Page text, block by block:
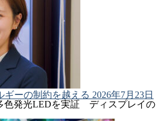
ギーの制約を越える 2026年7月23日
色発光LEDを実証 ディスプレイの